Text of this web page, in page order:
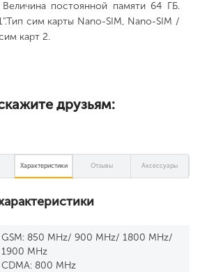
постоянной памяти 64 ГБ.
сим карты Nano-SIM, Nano-SIM /
карт 2.
друзьям:
Характеристики Отзывы Аксессуары
GSM: 850 MHz/ 900 MHz/ 1800 MHz/
1900 MHz
CDMA: 800 MHz